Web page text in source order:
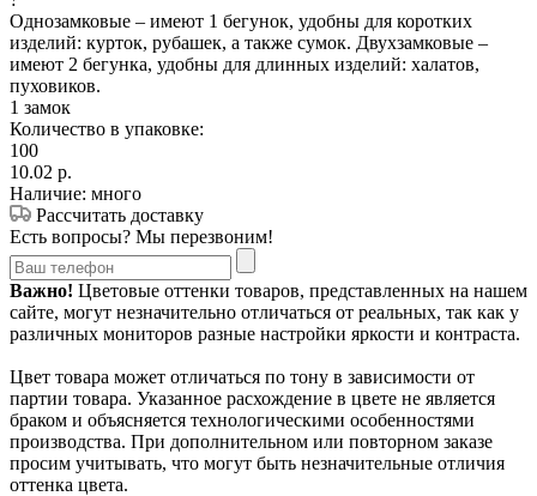
Однозамковые – имеют 1 бегунок, удобны для коротких
изделий: курток, рубашек, а также сумок. Двухзамковые –
имеют 2 бегунка, удобны для длинных изделий: халатов,
пуховиков.
1 замок
Количество в упаковке:
100
10.02 р.
Наличие: много
Рассчитать доставку
Есть вопросы? Мы перезвоним!
Важно! Цветовые оттенки товаров, представленных на нашем
сайте, могут незначительно отличаться от реальных, так как у
различных мониторов разные настройки яркости и контраста.
Цвет товара может отличаться по тону в зависимости от
партии товара. Указанное расхождение в цвете не является
браком и объясняется технологическими особенностями
производства. При дополнительном или повторном заказе
просим учитывать, что могут быть незначительные отличия
оттенка цвета.